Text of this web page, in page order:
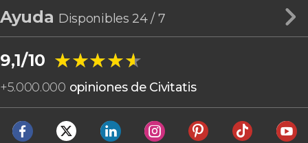
Ayuda Disponibles 24 / 7
9,1/10 ★★★★★
★★★★★
+5.000.000 opiniones de Civitatis